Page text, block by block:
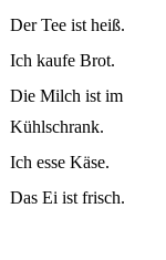
Der Tee ist heiß.
Ich kaufe Brot.
Die Milch ist im
Kühlschrank.
Ich esse Käse.
Das Ei ist frisch.